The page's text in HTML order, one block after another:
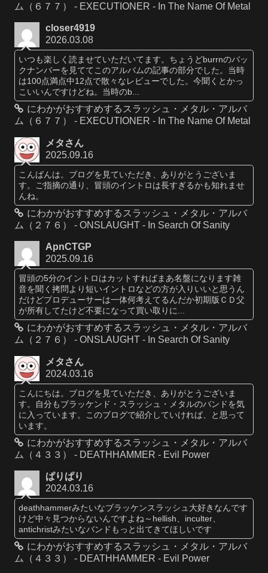
ム（６７７） - EXECUTIONER - In The Name Of Metal
closer4919
2026.03.08
いつも楽しく読ませていただいてます。ちょうどburrnのバッ
クナンバーを見ててこのアルバムの記事の部分でした。当時
は100点満点中12点で散々なレビューでした。今聞くとかっ
こいいんですけどね。当時のb...
にわかがおすすめするスラッシュ・メタル・アルバ
ム（６７７） - EXECUTIONER - In The Name Of Metal
メタさん
2025.09.16
こんばんは。ブログを見ていただき、ありがとうございま
す。ご指摘の通り、冒頭のイントロは長すぎるかも知れませ
んね。
にわかがおすすめするスラッシュ・メタル・アルバ
ム（２７６） - ONSLAUGHT - In Search Of Sanity
ApnCTGP
2025.09.16
冒頭の5分のイントロはカットすればまあ名盤になります雑
音を聞く拷問より短いイントロなどの方が入りいいと思うん
だけどプロデューサーは一体何考えてるんだか初期版ＣＤ父
が所有してたけど不要になって買い取りに...
にわかがおすすめするスラッシュ・メタル・アルバ
ム（２７６） - ONSLAUGHT - In Search Of Sanity
メタさん
2024.03.16
こんにちは。ブログを見ていただき、ありがとうございま
す。自分もブラッケンド・スラッシュ・メタルのバンドを気
に入っています。このブログで紹介していければ、と思って
います。
にわかがおすすめするスラッシュ・メタル・アルバ
ム（４３３） - DEATHHAMMER - Evil Power
ぱりぱり
2024.03.16
deathhammerみたいなブラッケンスラッシュ大好きなんです
けど中々見つからないんですよね～hellish、inculter、
antichristみたいなバンドもっと出てきてほしいです
にわかがおすすめするスラッシュ・メタル・アルバ
ム（４３３） - DEATHHAMMER - Evil Power